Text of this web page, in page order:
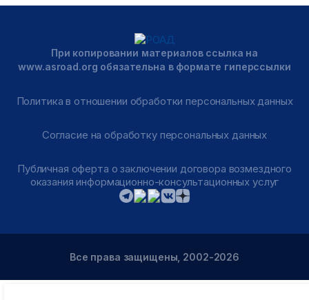
При копировании материалов ссылка на
www.asroad.org обязательна в формате гиперссылки
Политика в отношении обработки персональных данных
Согласие на обработку персональных данных
Публичная оферта о заключении договора возмездного
оказания информационно-консультационных услуг
Все права защищены, 2002-2026